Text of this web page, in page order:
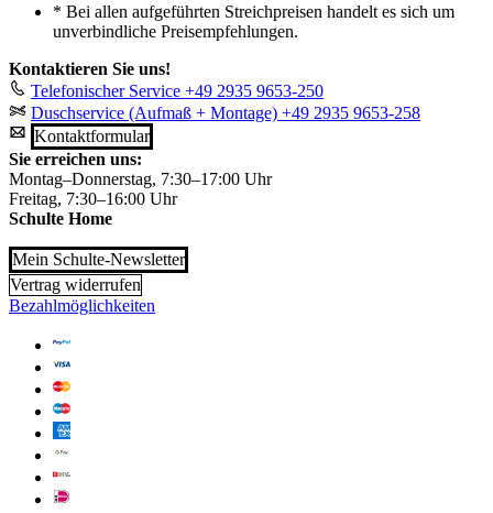
* Bei allen aufgeführten Streichpreisen handelt es sich um
unverbindliche Preisempfehlungen.
Kontaktieren Sie uns!
Telefonischer Service +49 2935 9653-250
Duschservice (Aufmaß + Montage) +49 2935 9653-258
Kontaktformular
Sie erreichen uns:
Montag–Donnerstag, 7:30–17:00 Uhr
Freitag, 7:30–16:00 Uhr
Schulte Home
Mein Schulte-Newsletter
Vertrag widerrufen
Bezahlmöglichkeiten